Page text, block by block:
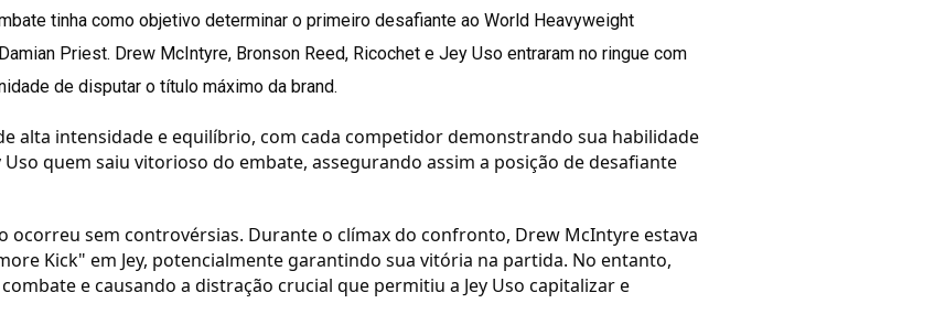
tinha como objetivo determinar o primeiro desafiante ao World Heavyweight
Priest. Drew McIntyre, Bronson Reed, Ricochet e Jey Uso entraram no ringue com
de disputar o título máximo da brand.
alta intensidade e equilíbrio, com cada competidor demonstrando sua habilidade
quem saiu vitorioso do embate, assegurando assim a posição de desafiante
ocorreu sem controvérsias. Durante o clímax do confronto, Drew McIntyre estava
Kick" em Jey, potencialmente garantindo sua vitória na partida. No entanto,
e causando a distração crucial que permitiu a Jey Uso capitalizar e